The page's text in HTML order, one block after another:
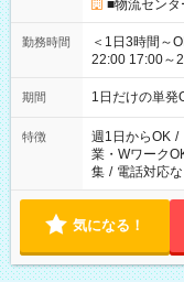
■物流セン
勤務時間
＜1日3時間～OK！＞ ▼ 例えば… ▼ 15:00
22:00 17:00～22:00 など こちら以外
ださい！
期間 1日だけの単
特徴 週1日からOK /
業・Wワーク
集 / 電話対応な
気になる！